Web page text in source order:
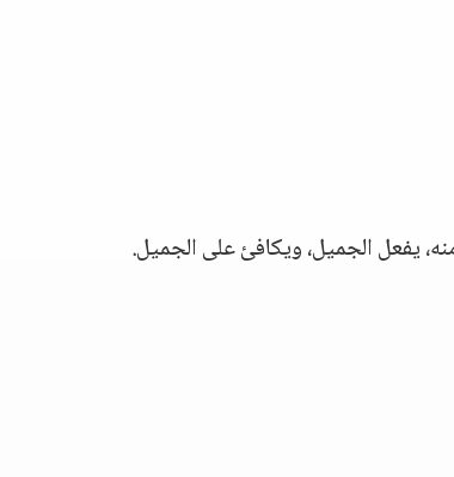
يفعل الجميل، ويكافئ على الجميل.